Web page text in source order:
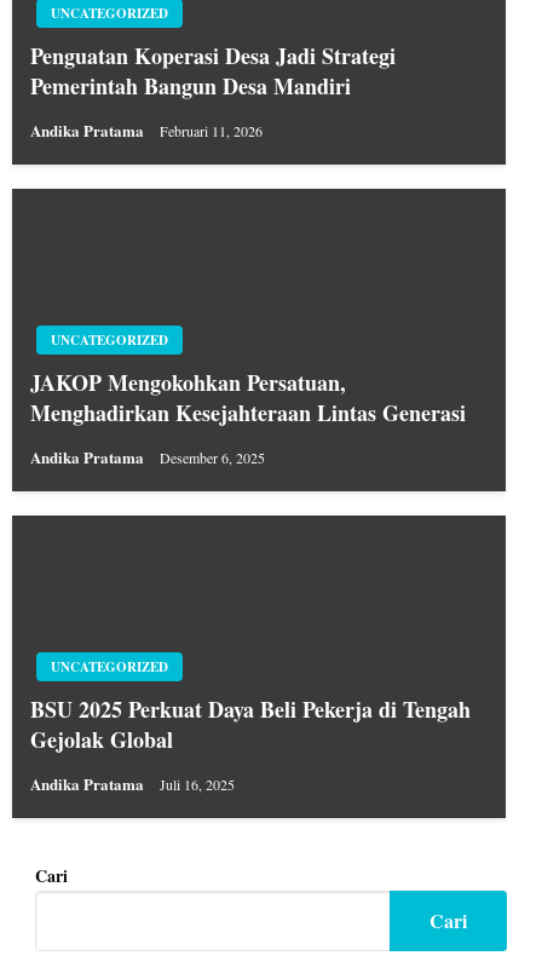
UNCATEGORIZED
Penguatan Koperasi Desa Jadi Strategi
Pemerintah Bangun Desa Mandiri
Andika Pratama Februari 11, 2026
UNCATEGORIZED
JAKOP Mengokohkan Persatuan,
Menghadirkan Kesejahteraan Lintas Generasi
Andika Pratama Desember 6, 2025
UNCATEGORIZED
BSU 2025 Perkuat Daya Beli Pekerja di Tengah
Gejolak Global
Andika Pratama Juli 16, 2025
Cari
Cari